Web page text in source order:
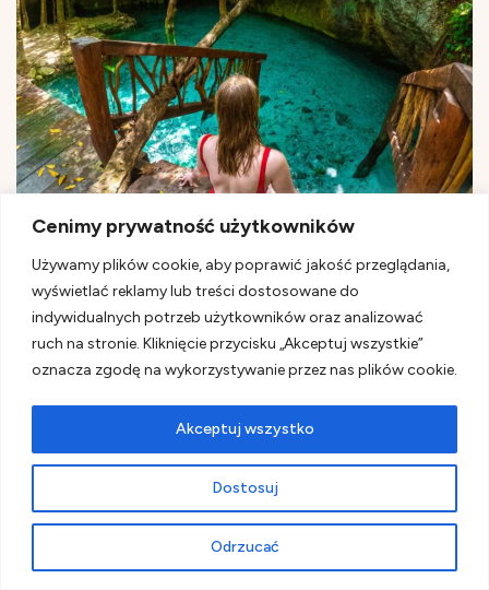
Cenimy prywatność użytkowników
Używamy plików cookie, aby poprawić jakość przeglądania,
wyświetlać reklamy lub treści dostosowane do
indywidualnych potrzeb użytkowników oraz analizować
ruch na stronie. Kliknięcie przycisku „Akceptuj wszystkie”
oznacza zgodę na wykorzystywanie przez nas plików cookie.
Dostosuj
Odrzucać
Akceptuj wszystko
Gran Cenote, Jukatan
Informacje praktyczne:
Godziny otwarcia: 8:10-16:45
Wstęp: 500 pesos (około 25 dolarów) – tak, to